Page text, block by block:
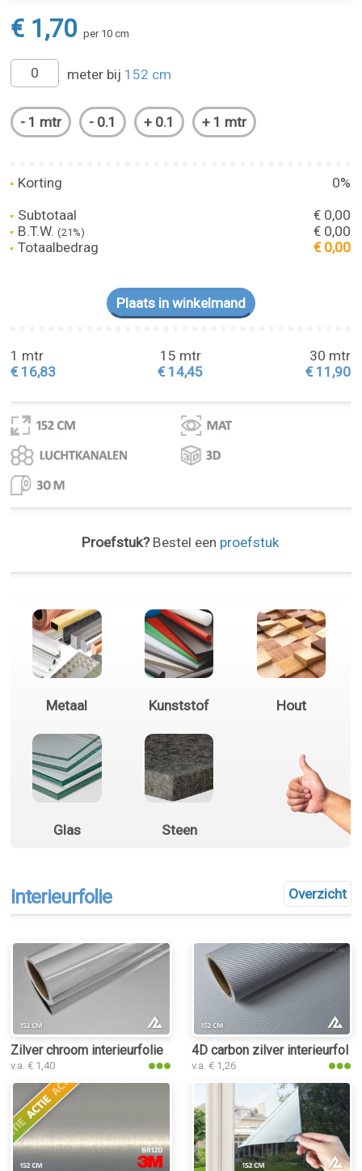
€ 1,70 per 10 cm
meter bij 152 cm
Korting
0%
Subtotaal
€ 0,00
B.T.W.(21%)
€ 0,00
Totaalbedrag
€ 0,00
1 mtr
€ 16,83
15 mtr
€ 14,45
30 mtr
€ 11,90
Proefstuk?Bestel een proefstuk
Metaal Kunststof Hout
Glas Steen
Overzicht
Interieurfolie
Zilver chroom interieurfolie
v.a. € 1,40
4D carbon zilver interieurfolie
v.a. € 1,26